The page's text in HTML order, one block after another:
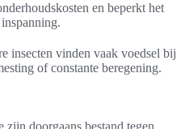
en beperkt het
insecten vinden vaak voedsel bij
of constante beregening.
doorgaans bestand tegen